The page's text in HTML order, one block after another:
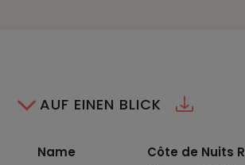
AUF EINEN BLICK
Name
Côte de Nuits